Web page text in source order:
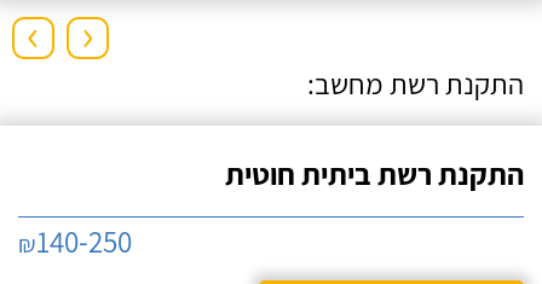
› ‹
התקנת רשת מחשב:
התקנת רשת ביתית חוטית
₪140-250